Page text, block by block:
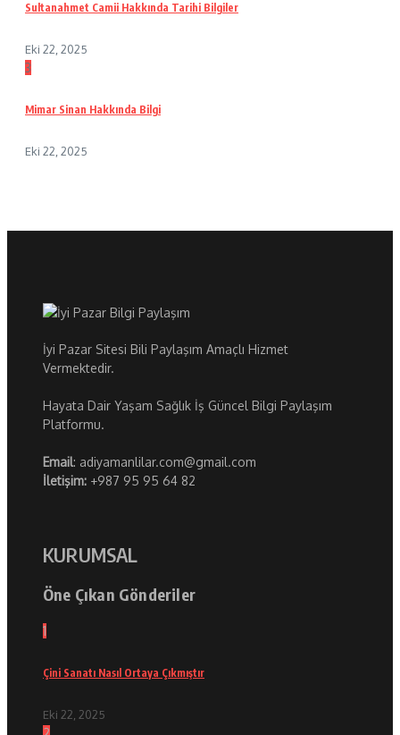
Sultanahmet Camii Hakkında Tarihi Bilgiler
Eki 22, 2025
3
Mimar Sinan Hakkında Bilgi
Eki 22, 2025
İyi Pazar Sitesi Bili Paylaşım Amaçlı Hizmet
Vermektedir.
Hayata Dair Yaşam Sağlık İş Güncel Bilgi Paylaşım
Platformu.
Email: adiyamanlilar.com@gmail.com
İletişim: +987 95 95 64 82
KURUMSAL
Öne Çıkan Gönderiler
1
Çini Sanatı Nasıl Ortaya Çıkmıştır
Eki 22, 2025